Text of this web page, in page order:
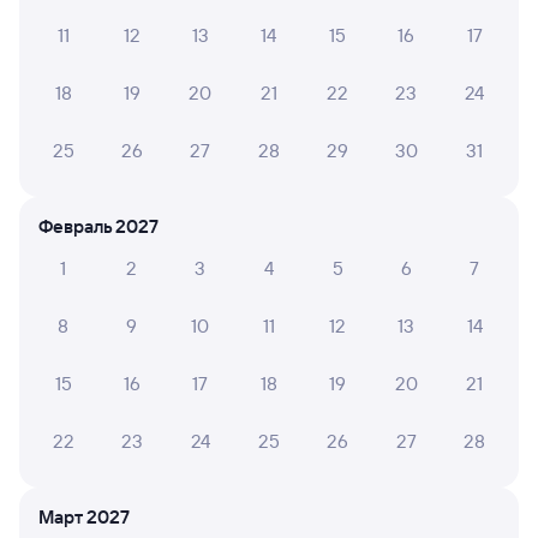
Онлайн-возврат билетов без очереди в кассу
Выбор любимых мест на схемах вагонов
покупке
Хороший, комфортный поезд.
25 июля 2026 • Поезд 081И
11 12 13 14 15 16 17
18 19 20 21 22 23 24
25 26 27 28 29 30 31
Февраль 2027
1
2 3 4 5 6 7
8 9 10 11 12 13 14
15 16 17 18 19 20 21
22 23 24 25 26 27 28
Март 2027